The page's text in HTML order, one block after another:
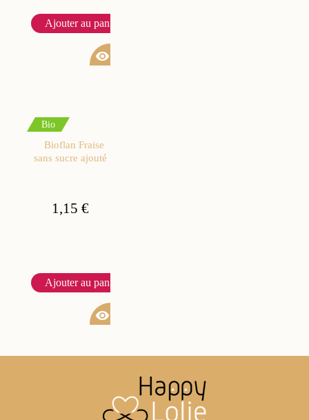
Ajouter au panier
visibility
Bio
Bioflan Fraise
sans sucre ajouté
1,15 €
Ajouter au panier
visibility